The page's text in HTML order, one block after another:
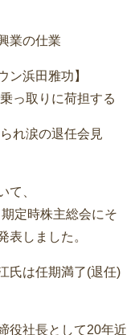
業の仕業
ン浜田雅功】
っ取りに荷担する
れ涙の退任会見
て、
定時株主総会にそ
表しました。
氏は任期満了(退任)
役社長として20年近